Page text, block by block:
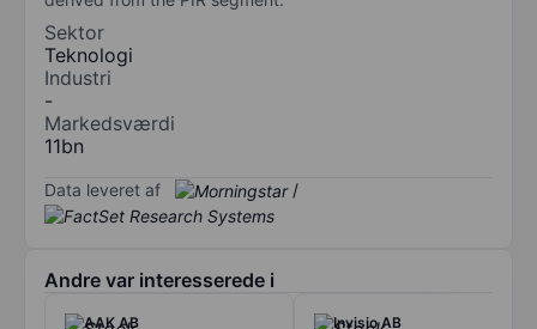
Sektor
Teknologi
Industri
-
Markedsværdi
11bn
Data leveret af /
Andre var interesserede i
AAK AB Invisio AB